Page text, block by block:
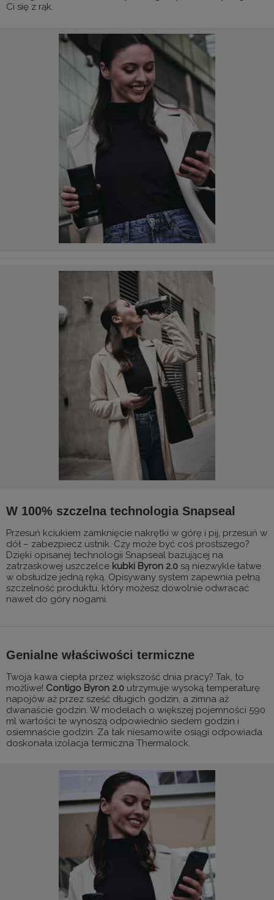
Ci się z rąk.
W 100% szczelna technologia Snapseal
Przesuń kciukiem zamknięcie nakrętki w górę i pij, przesuń w
dół – zabezpiecz ustnik. Czy może być coś prostszego?
Dzięki opisanej technologii Snapseal bazującej na
zatrzaskowej uszczelce kubki Byron 2.0 są niezwykle łatwe
w obsłudze jedną ręką. Opisywany system zapewnia pełną
szczelność produktu, który możesz dowolnie odwracać
nawet do góry nogami.
Genialne właściwości termiczne
Twoja kawa ciepła przez większość dnia pracy? Tak, to
możliwe! Contigo Byron 2.0 utrzymuje wysoką temperaturę
napojów aż przez sześć długich godzin, a zimna aż
dwanaście godzin. W modelach o większej pojemności 590
ml wartości te wynoszą odpowiednio siedem godzin i
osiemnaście godzin. Za tak niesamowite osiągi odpowiada
doskonała izolacja termiczna Thermalock.